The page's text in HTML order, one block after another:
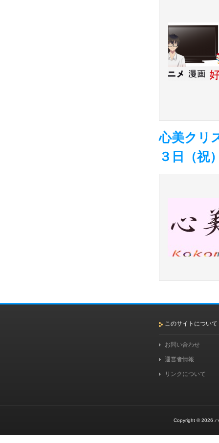
心美クリ
３日（祝
このサイトについて
お問い合わせ
運営者情報
リンクについて
Copyright © 2026